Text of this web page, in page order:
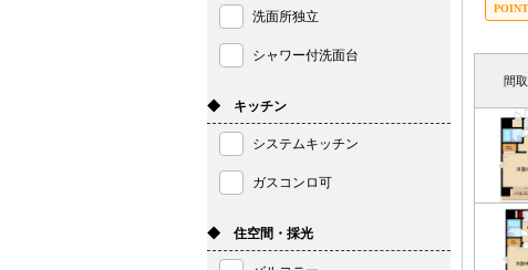
間
洗面所独立
シャワー付洗面台
◆ キッチン
システムキッチン
ガスコンロ可
◆ 住空間・採光